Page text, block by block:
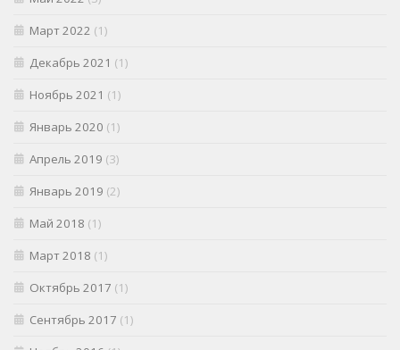
Март 2022 (1)
Декабрь 2021 (1)
Ноябрь 2021 (1)
Январь 2020 (1)
Апрель 2019 (3)
Январь 2019 (2)
Май 2018 (1)
Март 2018 (1)
Октябрь 2017 (1)
Сентябрь 2017 (1)